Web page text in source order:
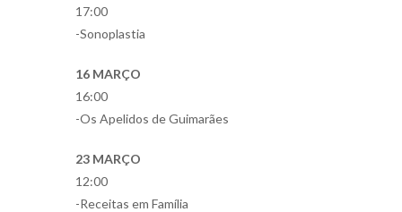
17:00
-Sonoplastia
16 MARÇO
16:00
-Os Apelidos de Guimarães
23 MARÇO
12:00
-Receitas em Família